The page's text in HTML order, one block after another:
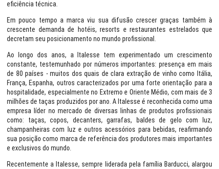
eficiência técnica.
Em pouco tempo a marca viu sua difusão crescer graças também à
crescente demanda de hotéis, resorts e restaurantes estrelados que
decretam seu posicionamento no mundo profissional.
Ao longo dos anos, a Italesse tem experimentado um crescimento
constante, testemunhado por números importantes: presença em mais
de 80 países - muitos dos quais de clara extração de vinho como Itália,
França, Espanha, outros caracterizados por uma forte orientação para a
hospitalidade, especialmente no Extremo e Oriente Médio, com mais de 3
milhões de taças produzidos por ano. A Italesse é reconhecida como uma
empresa líder no mercado de diversas linhas de produtos profissionais
como: taças, copos, decanters, garrafas, baldes de gelo com luz,
champanheiras com luz e outros acessórios para bebidas, reafirmando
sua posição como marca de referência dos produtores mais importantes
e exclusivos do mundo.
Recentemente a Italesse, sempre liderada pela família Barducci, alargou